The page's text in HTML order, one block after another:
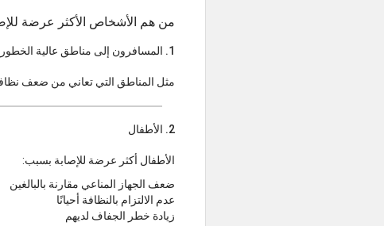
من هم الأشخاص الأكثر عرضة
1. المسافرون إلى مناطق عالية الخطورة
مثل المناطق التي تعاني من ضعف نظافة
2. الأطفال
الأطفال أكثر عرضة للإصابة بسبب:
ضعف الجهاز المناعي مقارنة بالبالغين
عدم الالتزام بالنظافة أحيانًا
زيادة خطر الجفاف لديهم